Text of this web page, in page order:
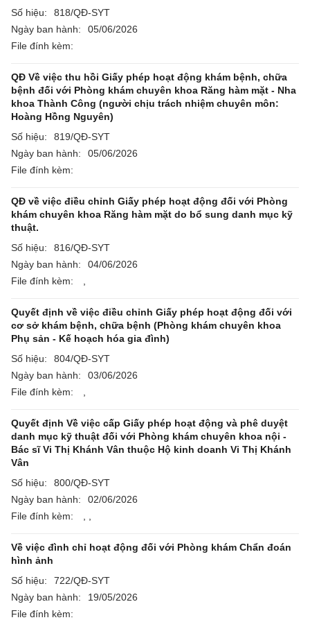
Số hiệu:
818/QĐ-SYT
Ngày ban hành:
05/06/2026
File đính kèm:
QĐ Về việc thu hồi Giấy phép hoạt động khám bệnh, chữa
bệnh đối với Phòng khám chuyên khoa Răng hàm mặt - Nha
khoa Thành Công (người chịu trách nhiệm chuyên môn:
Hoàng Hồng Nguyên)
Số hiệu:
819/QĐ-SYT
Ngày ban hành:
05/06/2026
File đính kèm:
QĐ về việc điều chỉnh Giấy phép hoạt động đối với Phòng
khám chuyên khoa Răng hàm mặt do bổ sung danh mục kỹ
thuật.
Số hiệu:
816/QĐ-SYT
Ngày ban hành:
04/06/2026
File đính kèm:
Quyết định về việc điều chỉnh Giấy phép hoạt động đối với
cơ sở khám bệnh, chữa bệnh (Phòng khám chuyên khoa
Phụ sản - Kế hoạch hóa gia đình)
Số hiệu:
804/QĐ-SYT
Ngày ban hành:
03/06/2026
File đính kèm:
Quyết định Về việc cấp Giấy phép hoạt động và phê duyệt
danh mục kỹ thuật đối với Phòng khám chuyên khoa nội -
Bác sĩ Vi Thị Khánh Vân thuộc Hộ kinh doanh Vi Thị Khánh
Vân
Số hiệu:
800/QĐ-SYT
Ngày ban hành:
02/06/2026
File đính kèm:
Về việc đình chỉ hoạt động đối với Phòng khám Chẩn đoán
hình ảnh
Số hiệu:
722/QĐ-SYT
Ngày ban hành:
19/05/2026
File đính kèm: